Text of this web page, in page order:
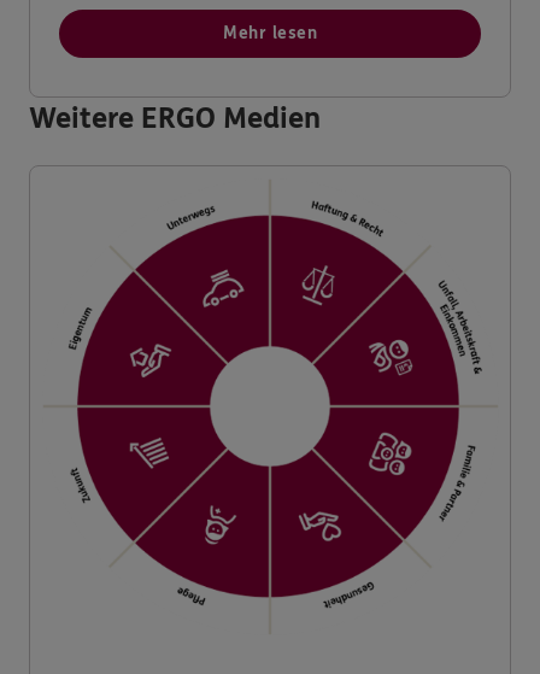
Mehr lesen
Weitere ERGO Medien